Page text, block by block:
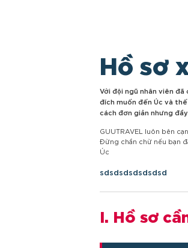
Hồ sơ
Với đội ngũ nhân viên
đích muốn đến Úc và
cách đơn giản nhưng
GUUTRAVEL luôn bên
Đừng chần chừ nếu bạn
Úc
sdsdsdsdsdsdsd
I. Hồ sơ